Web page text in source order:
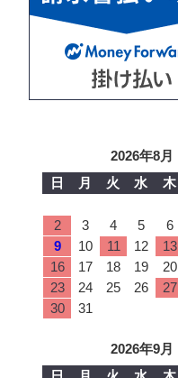
2026年8月
日
月 火 水 木
2
3 4 5 6
9
10 11 12 13
16
17 18 19 20
23
24 25 26 27
30
31
2026年9月